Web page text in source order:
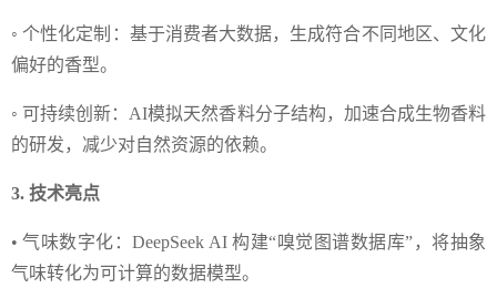
◦ 个性化定制：基于消费者大数据，生成符合不同地区、文化
偏好的香型。
◦ 可持续创新：AI模拟天然香料分子结构，加速合成生物香料
的研发，减少对自然资源的依赖。
3. 技术亮点
• 气味数字化：DeepSeek AI 构建“嗅觉图谱数据库”，将抽象
气味转化为可计算的数据模型。